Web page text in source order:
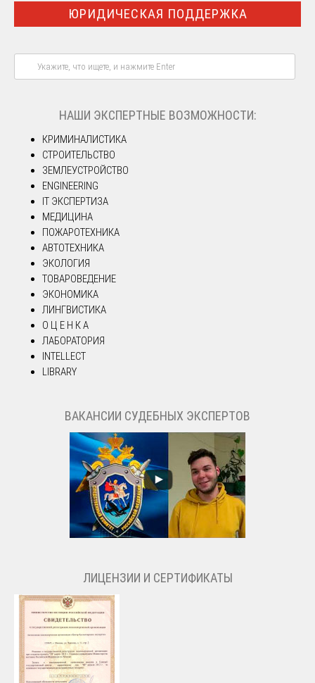
ЮРИДИЧЕСКАЯ ПОДДЕРЖКА
НАШИ ЭКСПЕРТНЫЕ ВОЗМОЖНОСТИ:
КРИМИНАЛИСТИКА
СТРОИТЕЛЬСТВО
ЗЕМЛЕУСТРОЙСТВО
ENGINEERING
IT ЭКСПЕРТИЗА
МЕДИЦИНА
ПОЖАРОТЕХНИКА
АВТОТЕХНИКА
ЭКОЛОГИЯ
ТОВАРОВЕДЕНИЕ
ЭКОНОМИКА
ЛИНГВИСТИКА
О Ц Е Н К А
ЛАБОРАТОРИЯ
INTELLECT
LIBRARY
ВАКАНСИИ СУДЕБНЫХ ЭКСПЕРТОВ
ЛИЦЕНЗИИ И СЕРТИФИКАТЫ